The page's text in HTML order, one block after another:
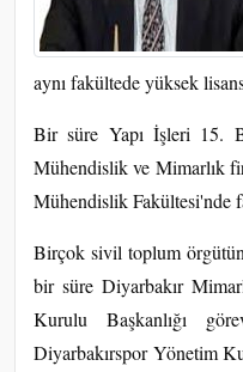
aynı fakültede yüksek
Bir süre Yapı İşleri 15.
Mühendislik ve Mimarlık
Mühendislik Fakültesi'nde
Birçok sivil toplum
bir süre Diyarbakır
Kurulu Başkanlığı
Diyarbakırspor Yönetim